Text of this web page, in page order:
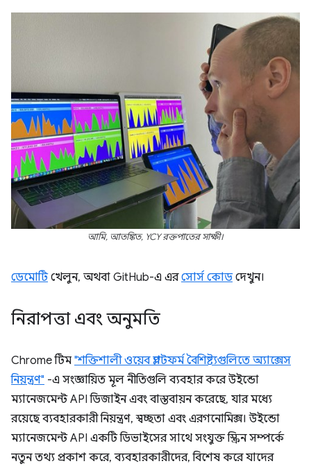
আমি, আতঙ্কিত, YCY রক্তপাতের সাক্ষী।
ডেমোটিখেলুন, অথবা GitHub-এ এরসোর্স কোডদেখুন।
নিরাপত্তা এবং অনুমতি
Chrome টিম "শক্তিশালী ওয়েব প্ল্যাটফর্ম বৈশিষ্ট্যগুলিতে অ্যাক্সেস
নিয়ন্ত্রণ" -এ সংজ্ঞায়িত মূল নীতিগুলি ব্যবহার করে উইন্ডো
ম্যানেজমেন্ট API ডিজাইন এবং বাস্তবায়ন করেছে, যার মধ্যে
রয়েছে ব্যবহারকারী নিয়ন্ত্রণ, স্বচ্ছতা এবং এরগনোমিক্স। উইন্ডো
ম্যানেজমেন্ট API একটি ডিভাইসের সাথে সংযুক্ত স্ক্রিন সম্পর্কে
নতুন তথ্য প্রকাশ করে, ব্যবহারকারীদের, বিশেষ করে যাদের